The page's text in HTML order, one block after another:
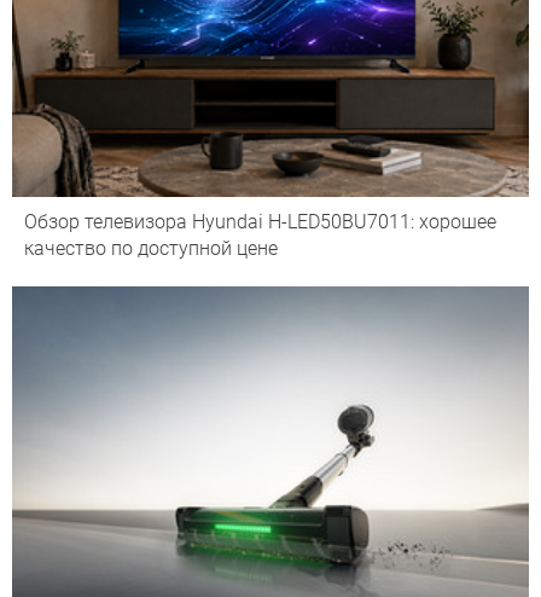
Обзор телевизора Hyundai H-LED50BU7011: хорошее
качество по доступной цене